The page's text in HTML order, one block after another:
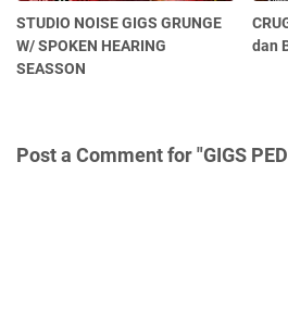
STUDIO NOISE GIGS GRUNGE
W/ SPOKEN HEARING
SEASSON
dan
Post a Comment for "GIGS